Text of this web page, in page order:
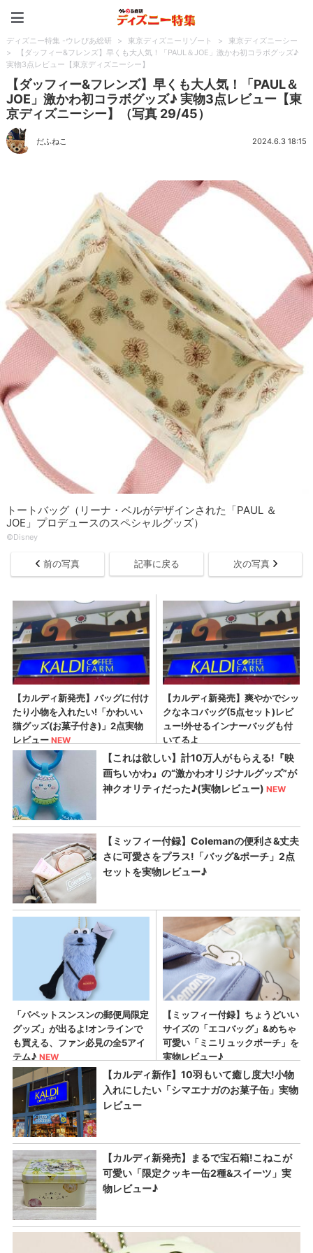
ディズニー特集 -ウレぴあ総研 > 東京ディズニーリゾート >
東京ディズニーシー
>
【ダッフィー&フレンズ】早くも大人気！「PAUL＆JOE」激かわ初コラボグッズ♪
実物3点レビュー【東京ディズニーシー】
【ダッフィー&フレンズ】早くも大人気！「PAUL＆
JOE」激かわ初コラボグッズ♪ 実物3点レビュー【東
京ディズニーシー】（写真 29/45）
だふねこ 2024.6.3 18:15
トートバッグ（リーナ・ベルがデザインされた「PAUL ＆
JOE」プロデュースのスペシャルグッズ）
©Disney
前の写真 記事に戻る 次の写真